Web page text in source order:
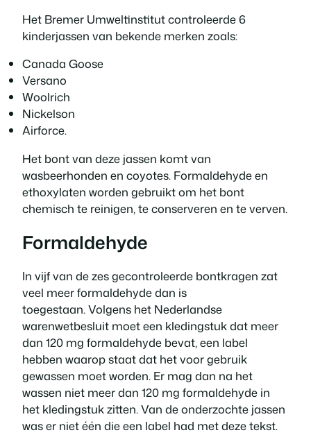
Het Bremer Umweltinstitut controleerde 6
kinderjassen van bekende merken zoals:
Canada Goose
Versano
Woolrich
Nickelson
Airforce.
Het bont van deze jassen komt van
wasbeerhonden en coyotes. Formaldehyde en
ethoxylaten worden gebruikt om het bont
chemisch te reinigen, te conserveren en te verven.
Formaldehyde
In vijf van de zes gecontroleerde bontkragen zat
veel meer formaldehyde dan is
toegestaan. Volgens het Nederlandse
warenwetbesluit moet een kledingstuk dat meer
dan 120 mg formaldehyde bevat, een label
hebben waarop staat dat het voor gebruik
gewassen moet worden. Er mag dan na het
wassen niet meer dan 120 mg formaldehyde in
het kledingstuk zitten. Van de onderzochte jassen
was er niet één die een label had met deze tekst.